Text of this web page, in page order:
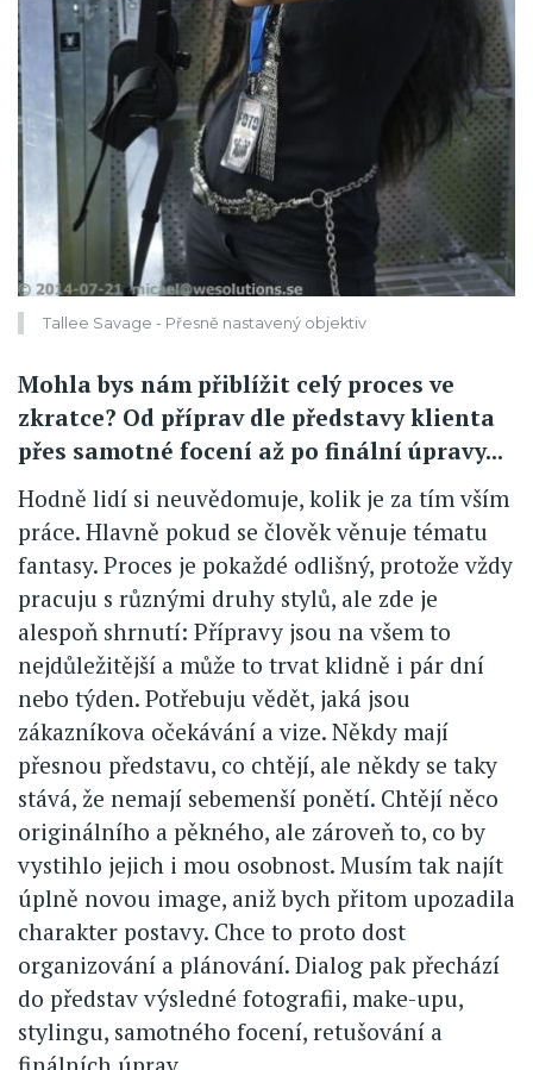
Tallee Savage - Přesně nastavený objektiv
Mohla bys nám přiblížit celý proces ve
zkratce? Od příprav dle představy klienta
přes samotné focení až po finální úpravy...
Hodně lidí si neuvědomuje, kolik je za tím vším
práce. Hlavně pokud se člověk věnuje tématu
fantasy. Proces je pokaždé odlišný, protože vždy
pracuju s různými druhy stylů, ale zde je
alespoň shrnutí: Přípravy jsou na všem to
nejdůležitější a může to trvat klidně i pár dní
nebo týden. Potřebuju vědět, jaká jsou
zákazníkova očekávání a vize. Někdy mají
přesnou představu, co chtějí, ale někdy se taky
stává, že nemají sebemenší ponětí. Chtějí něco
originálního a pěkného, ale zároveň to, co by
vystihlo jejich i mou osobnost. Musím tak najít
úplně novou image, aniž bych přitom upozadila
charakter postavy. Chce to proto dost
organizování a plánování. Dialog pak přechází
do představ výsledné fotografii, make-upu,
stylingu, samotného focení, retušování a